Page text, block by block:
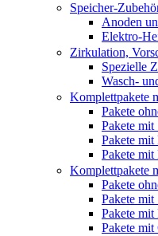
Speicher-
Anoden
Elektro-
Zirkulation,
Spezielle
Wasch-
Komplettpakete
Pakete
Pakete mit
Pakete mit
Pakete mit
Komplettpakete
Pakete
Pakete mit
Pakete mit
Pakete